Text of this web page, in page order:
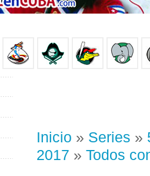
Inicio » Series »
2017 » Todos